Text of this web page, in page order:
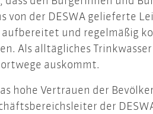
der DESWA gelieferte
aufbereitet und regelmäßig
Als alltägliches
auskommt.
hohe Vertrauen der
der